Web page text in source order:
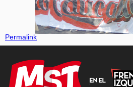
Permalink